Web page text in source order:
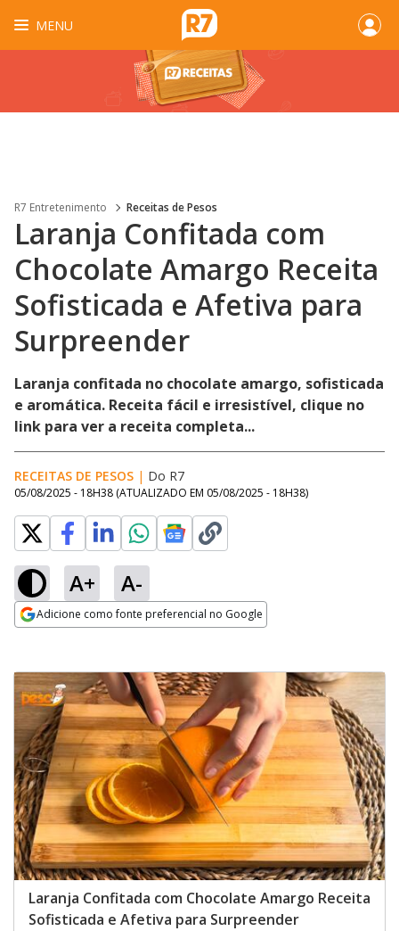
MENU
R7 Entretenimento Receitas de Pesos
Laranja Confitada com
Chocolate Amargo Receita
Sofisticada e Afetiva para
Surpreender
Laranja confitada no chocolate amargo, sofisticada
e aromática. Receita fácil e irresistível, clique no
link para ver a receita completa...
RECEITAS DE PESOS | Do R7
05/08/2025 - 18H38 (ATUALIZADO EM 05/08/2025 - 18H38)
A+ A-
Adicione como fonte preferencial no Google
Laranja Confitada com Chocolate Amargo Receita
Sofisticada e Afetiva para Surpreender